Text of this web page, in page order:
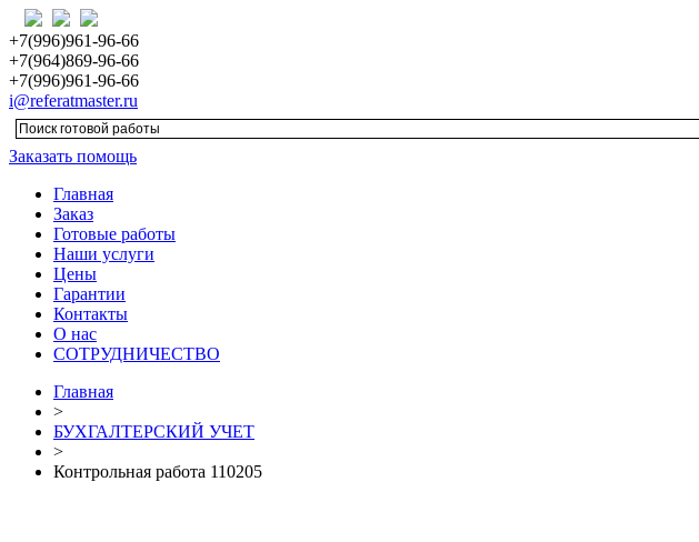
+7(996)961-96-66
+7(964)869-96-66
+7(996)961-96-66
i@referatmaster.ru
Заказать помощь
Главная
Заказ
Готовые работы
Наши услуги
Цены
Гарантии
Контакты
О нас
СОТРУДНИЧЕСТВО
Главная
>
БУХГАЛТЕРСКИЙ УЧЕТ
>
Контрольная работа 110205